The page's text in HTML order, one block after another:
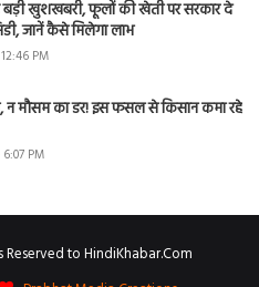
बड़ी खुशखबरी, फूलों की खेती पर सरकार दे
जानें कैसे मिलेगा लाभ
PM
न मौसम का डर! इस फसल से किसान कमा रहे
PM
to HindiKhabar.Com